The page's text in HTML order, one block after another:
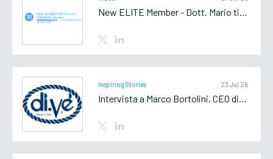
New ELITE Member - Dott. Mario ticca srl
Inspiring Stories 23 Jul 26
Intervista a Marco Bortolini, CEO di Di.Vè SpA